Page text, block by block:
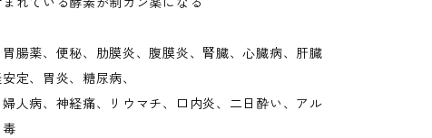
腸薬、便秘、肋膜炎、腹膜炎、腎臓、心臓病、肝臓
定、胃炎、糖尿病、
婦人病、神経痛、リウマチ、口内炎、二日酔い、アル